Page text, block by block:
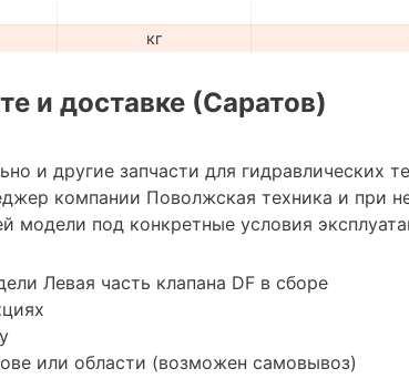
кг
и доставке (Саратов)
и другие запчасти для гидравлических
компании Поволжская техника и при
модели под конкретные условия
Левая часть клапана DF в сборе
или области (возможен самовывоз)